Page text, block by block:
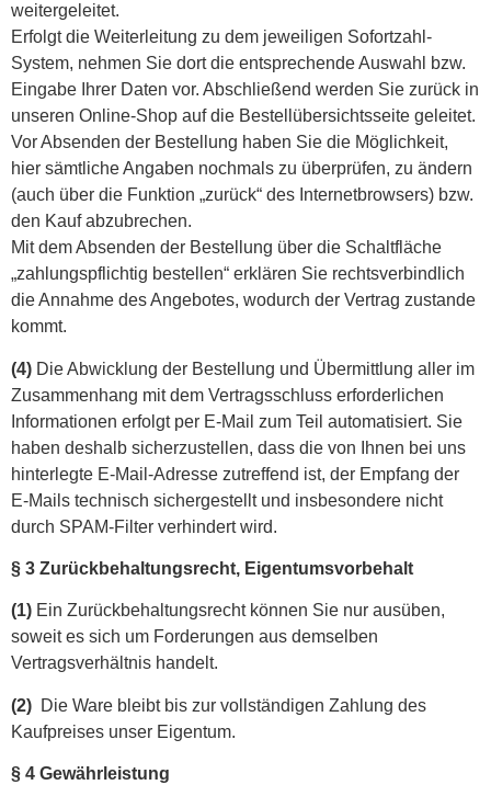
weitergeleitet.
Erfolgt die Weiterleitung zu dem jeweiligen Sofortzahl-
System, nehmen Sie dort die entsprechende Auswahl bzw.
Eingabe Ihrer Daten vor. Abschließend werden Sie zurück in
unseren Online-Shop auf die Bestellübersichtsseite geleitet.
Vor Absenden der Bestellung haben Sie die Möglichkeit,
hier sämtliche Angaben nochmals zu überprüfen, zu ändern
(auch über die Funktion „zurück“ des Internetbrowsers) bzw.
den Kauf abzubrechen.
Mit dem Absenden der Bestellung über die Schaltfläche
„zahlungspflichtig bestellen“ erklären Sie rechtsverbindlich
die Annahme des Angebotes, wodurch der Vertrag zustande
kommt.
(4) Die Abwicklung der Bestellung und Übermittlung aller im
Zusammenhang mit dem Vertragsschluss erforderlichen
Informationen erfolgt per E-Mail zum Teil automatisiert. Sie
haben deshalb sicherzustellen, dass die von Ihnen bei uns
hinterlegte E-Mail-Adresse zutreffend ist, der Empfang der
E-Mails technisch sichergestellt und insbesondere nicht
durch SPAM-Filter verhindert wird.
§ 3 Zurückbehaltungsrecht, Eigentumsvorbehalt
(1) Ein Zurückbehaltungsrecht können Sie nur ausüben,
soweit es sich um Forderungen aus demselben
Vertragsverhältnis handelt.
(2) Die Ware bleibt bis zur vollständigen Zahlung des
Kaufpreises unser Eigentum.
§ 4 Gewährleistung